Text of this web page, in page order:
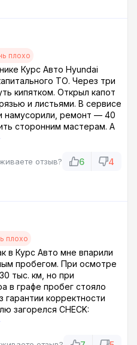
плохо
Курс Авто Hyundai
ТО. Через три
кипятком. Открыл капот
и листьями. В сервисе
намусорили, ремонт — 40
сторонним мастерам. А
ржавые ключи от
полное ТО?!
отзыв? 6 4
плохо
в Курс Авто мне впарили
пробегом. При осмотре
тыс. км, но при
в графе пробег стояло
корректности
загорелся CHECK:
износ цепи ГРМ как на 120